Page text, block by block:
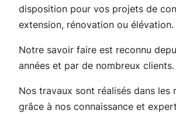
disposition pour vos projets de
extension, rénovation ou élévation.
Notre savoir faire est reconnu
années et par de nombreux clients.
Nos travaux sont réalisés dans les
grâce à nos connaissance et